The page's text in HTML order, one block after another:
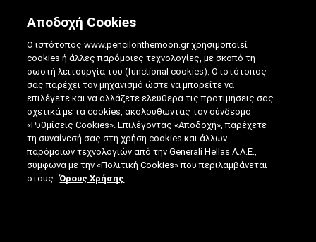
ΚΑΛΛΙΣΘΕΝΙΚΉ ΓΥΜΝΑΣΤΙΚΉ:
ΠΡΟΠΟΝΗΘΕΊΤΕ ΌΠΩΣ ΟΙ ΑΡΧΑΊΟΙ
ΈΛΛΗΝΕΣ
28.09.2021 4 ΛΕΠΤΑ ΑΝΑΓΝΩΣΗΣ |
ΑΠΟ: ΒΊΚΥ ΤΣΟΎΡΤΟΥ
Αποδοχή Cookies
Ο ιστότοπος www.pencilonthemoon.gr χρησιμοποιεί
cookies ή άλλες παρόμοιες τεχνολογίες, με σκοπό τη
σωστή λειτουργία του (functional cookies). Ο ιστότοπος
σας παρέχει τον μηχανισμό ώστε να μπορείτε να
επιλέγετε και να αλλάζετε ελεύθερα τις προτιμήσεις σας
σχετικά με τα cookies, ακολουθώντας τον σύνδεσμο
«Ρυθμίσεις Cookies». Επιλέγοντας «Αποδοχή», παρέχετε
τη συναίνεσή σας στη χρήση cookies και άλλων
παρόμοιων τεχνολογιών από την Generali Hellas A.A.E.,
σύμφωνα με την «Πολιτική Cookies» που περιλαμβάνεται
στους
Όρους Χρήσης